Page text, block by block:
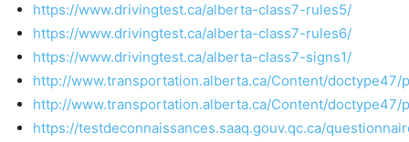
https://www.drivingtest.ca/alberta-class7-rules5/
https://www.drivingtest.ca/alberta-class7-rules6/
https://www.drivingtest.ca/alberta-class7-signs1/
http://www.transportation.alberta.ca/Content/doctype47/
http://www.transportation.alberta.ca/Content/doctype47/
https://testdeconnaissances.saaq.gouv.qc.ca/